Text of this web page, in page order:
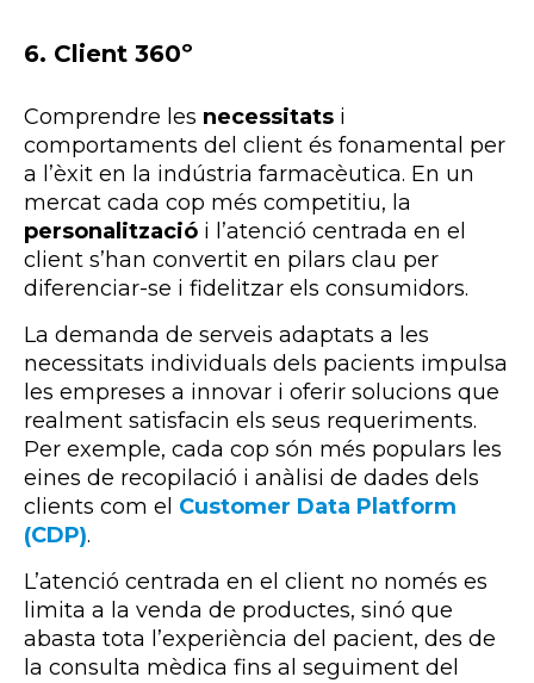
6. Client 360º
Comprendre les necessitats i
comportaments del client és fonamental per
a l’èxit en la indústria farmacèutica. En un
mercat cada cop més competitiu, la
personalització i l’atenció centrada en el
client s’han convertit en pilars clau per
diferenciar-se i fidelitzar els consumidors.
La demanda de serveis adaptats a les
necessitats individuals dels pacients impulsa
les empreses a innovar i oferir solucions que
realment satisfacin els seus requeriments.
Per exemple, cada cop són més populars les
eines de recopilació i anàlisi de dades dels
clients com el Customer Data Platform
(CDP).
L’atenció centrada en el client no només es
limita a la venda de productes, sinó que
abasta tota l’experiència del pacient, des de
la consulta mèdica fins al seguiment del